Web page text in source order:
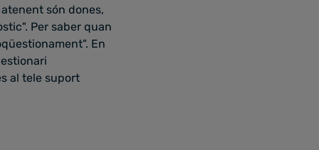
són dones,
Per saber quan
En
al tele suport